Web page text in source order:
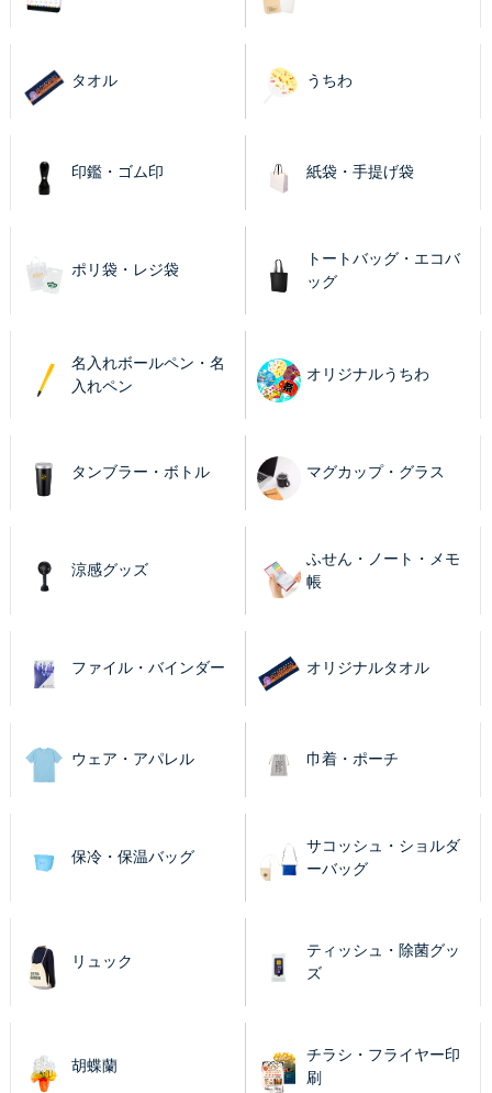
タオル うちわ
印鑑・ゴム印 紙袋・手提げ袋
ポリ袋・レジ袋
トートバッグ・エコバ
ッグ
名入れボールペン・名
入れペン
オリジナルうちわ
タンブラー・ボトル マグカップ・グラス
涼感グッズ
ふせん・ノート・メモ
帳
ファイル・バインダー オリジナルタオル
ウェア・アパレル 巾着・ポーチ
保冷・保温バッグ
サコッシュ・ショルダ
ーバッグ
リュック
ティッシュ・除菌グッ
ズ
胡蝶蘭
チラシ・フライヤー印
刷